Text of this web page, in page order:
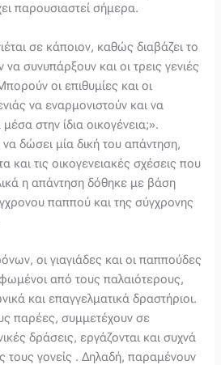
παρουσιαστεί σήμερα.
σε κάποιον, καθώς διαβάζει το
να συνυπάρξουν και οι τρεις γενιές
οι επιθυμίες και οι
να εναρμονιστούν και να
στην ίδια οικογένεια;».
δώσει μία δική του απάντηση,
τις οικογενειακές σχέσεις που
η απάντηση δόθηκε με βάση
παππού και της σύγχρονης
οι γιαγιάδες και οι παππούδες
από τους παλαιότερους,
και επαγγελματικά δραστήριοι.
παρέες, συμμετέχουν σε
δράσεις, εργάζονται και συχνά
τους γονείς . Δηλαδή, παραμένουν